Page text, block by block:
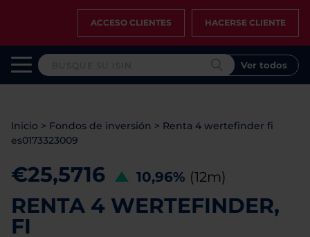
ACCESO CLIENTES HACERSE CLIENTE
Ver todos
Inicio > Fondos de inversión > Renta 4 wertefinder fi
es0173323009
€25,5716 10,96% (12m)
RENTA 4 WERTEFINDER,
FI